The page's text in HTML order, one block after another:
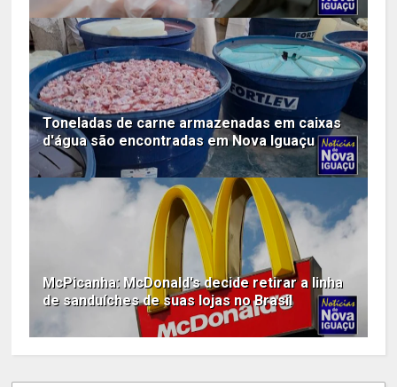
Toneladas de carne armazenadas em caixas
d'água são encontradas em Nova Iguaçu
McPicanha: McDonald's decide retirar a linha
de sanduíches de suas lojas no Brasil